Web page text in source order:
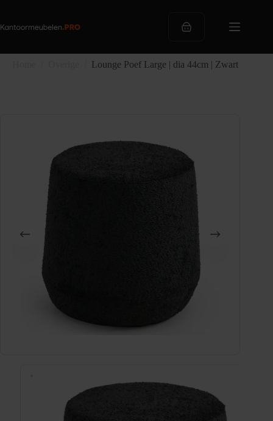
de
Winkelwagen
Lounge Poef Large | dia 44cm | Zwart